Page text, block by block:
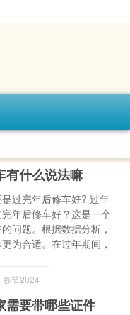
有什么说法嘛
过完年后修车好? 过年
年后修车好？这是一个
问题。根据数据分析，
为合适。在过年期间，
春节2024
需要带哪些证件